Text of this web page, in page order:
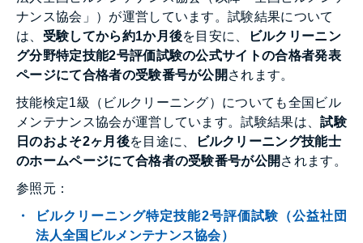
ナンス協会」）が運営しています。試験結果について
は、 受験してから約1か月後を目安に、
ビルクリーニン
グ分野特定技能2号評価試験の公式サイトの合格者発表
ページにて合格者の受験番号が公開 されます。
技能検定1級（ビルクリーニング）についても全国ビル
メンテナンス協会が運営しています。試験結果は、試験
日のおよそ2ヶ月後を目途に、
ビルクリーニング技能士
のホームページにて合格者の受験番号が公開 されます。
参照元：
ビルクリーニング特定技能2号評価試験（公益社団
法人全国ビルメンテナンス協会）